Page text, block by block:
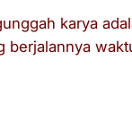
karya
berjalannya